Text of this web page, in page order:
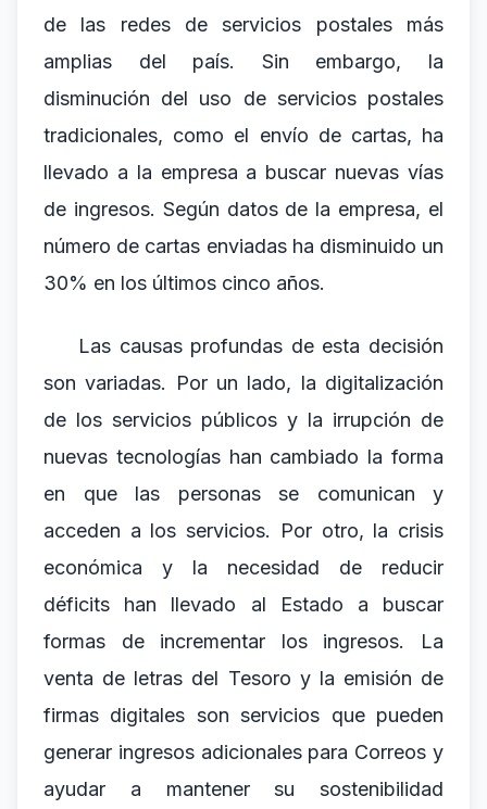
de las redes de servicios postales más
amplias del país. Sin embargo, la
disminución del uso de servicios postales
tradicionales, como el envío de cartas, ha
llevado a la empresa a buscar nuevas vías
de ingresos. Según datos de la empresa, el
número de cartas enviadas ha disminuido un
30% en los últimos cinco años.
Las causas profundas de esta decisión
son variadas. Por un lado, la digitalización
de los servicios públicos y la irrupción de
nuevas tecnologías han cambiado la forma
en que las personas se comunican y
acceden a los servicios. Por otro, la crisis
económica y la necesidad de reducir
déficits han llevado al Estado a buscar
formas de incrementar los ingresos. La
venta de letras del Tesoro y la emisión de
firmas digitales son servicios que pueden
generar ingresos adicionales para Correos y
ayudar a mantener su sostenibilidad